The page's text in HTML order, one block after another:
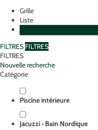
Grille
Liste
FILTRES FILTRES
FILTRES
Nouvelle recherche
Catégorie
Piscine intérieure
Jacuzzi • Bain Nordique